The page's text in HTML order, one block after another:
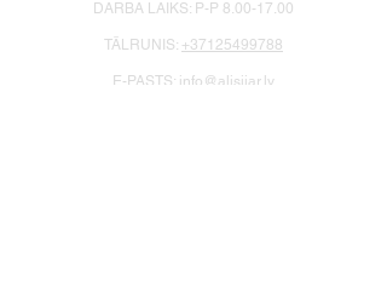
DARBA LAIKS: P-P 8.00-17.00
TĀLRUNIS: +37125499788
E-PASTS: info@alisijar.lv